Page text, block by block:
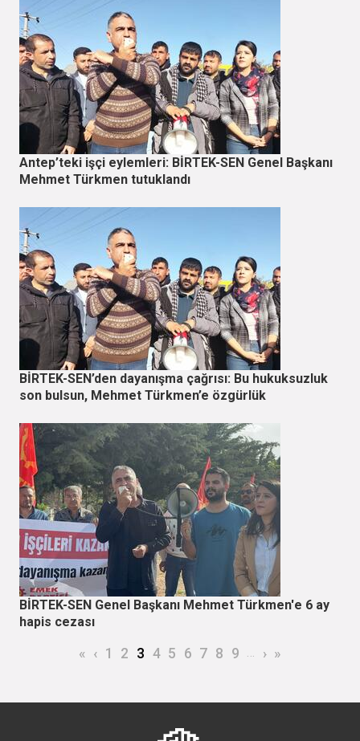
Antep’teki işçi eylemleri: BİRTEK-SEN Genel Başkanı
Mehmet Türkmen tutuklandı
BİRTEK-SEN’den dayanışma çağrısı: Bu hukuksuzluk
son bulsun, Mehmet Türkmen’e özgürlük
BİRTEK-SEN Genel Başkanı Mehmet Türkmen'e 6 ay
hapis cezası
Sayfalamaİlk sayfa
« Önceki sayfa
‹ Page
1 Page
2 Şu an kullanılan sayfa
3 Page
4 Page
5 Page
6 Page
7 Page
8 Page
9 … Sonraki sayfa
› Son sayfa
»